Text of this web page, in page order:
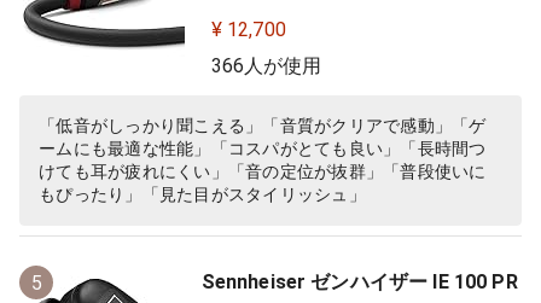
カナル型 有線イヤホン
¥ 12,700
366人が使用
「低音がしっかり聞こえる」「音質がクリアで感動」「ゲ
ームにも最適な性能」「コスパがとても良い」「長時間つ
けても耳が疲れにくい」「音の定位が抜群」「普段使いに
もぴったり」「見た目がスタイリッシュ」
5
Sennheiser ゼンハイザー IE 100 PR